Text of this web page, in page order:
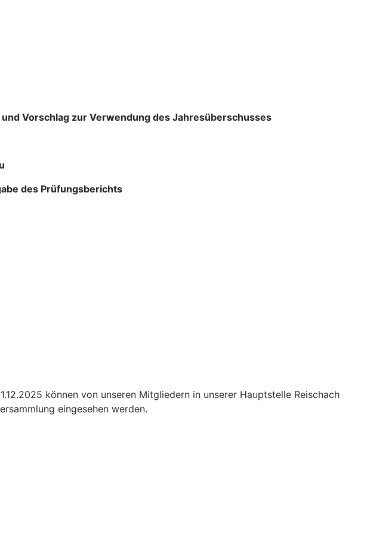
Vorschlag zur Verwendung des Jahresüberschusses
des Prüfungsberichts
können von unseren Mitgliedern in unserer Hauptstelle Reischach
eingesehen werden.